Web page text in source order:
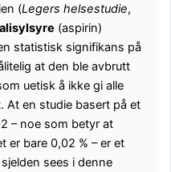
(Legers helsestudie,
(aspirin)
statistisk signifikans på
at den ble avbrutt
uetisk å ikke gi alle
At en studie basert på et
– noe som betyr at
er bare 0,02 % – er et
sees i denne